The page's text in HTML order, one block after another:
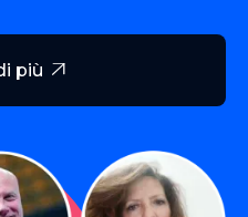
più 